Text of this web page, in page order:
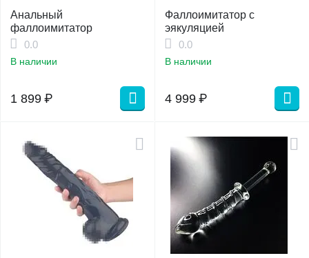
Анальный
фаллоимитатор
0.0
В наличии
1 899 ₽
Фаллоимитатор с
эякуляцией
0.0
В наличии
4 999 ₽